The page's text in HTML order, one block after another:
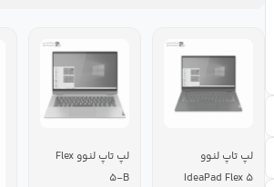
لپ تاپ لنوو
IdeaPad Flex ۵
لپ تاپ لنوو Flex
۵-B